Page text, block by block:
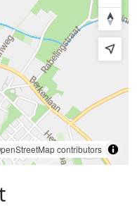
contributors